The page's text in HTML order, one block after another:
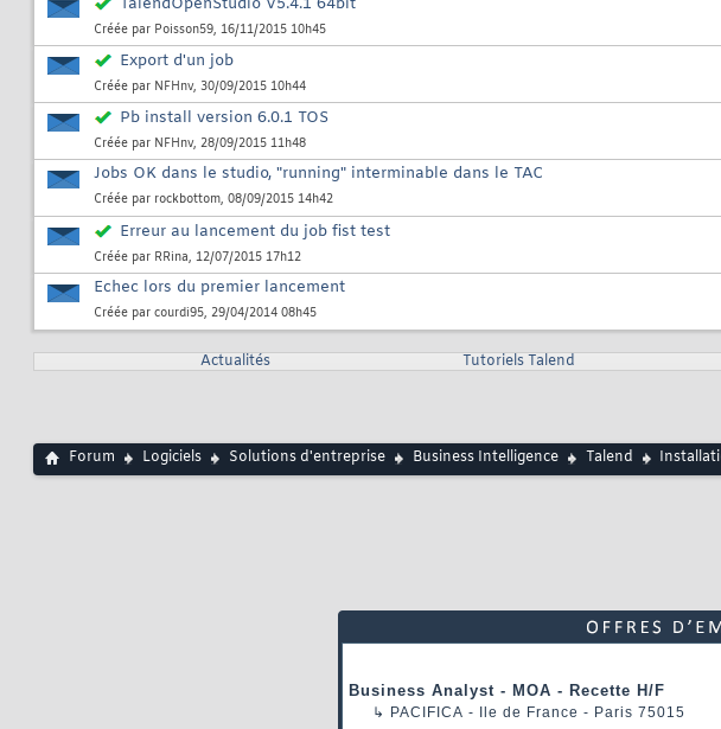
TalendOpenStudio V5.4.1 64bit
Créée par Poisson59, 16/11/2015 10h45
Export d'un job
Créée par NFHnv, 30/09/2015 10h44
Pb install version 6.0.1 TOS
Créée par NFHnv, 28/09/2015 11h48
Jobs OK dans le studio, "running" interminable dans le TAC
Créée par rockbottom, 08/09/2015 14h42
Erreur au lancement du job fist test
Créée par RRina, 12/07/2015 17h12
Echec lors du premier lancement
Créée par courdi95, 29/04/2014 08h45
Actualités Tutoriels Talend
Forum Logiciels Solutions d'entreprise Business Intelligence Talend
Business Analyst - MOA - Recette H/F
↳ PACIFICA - Ile de France - Paris 75015